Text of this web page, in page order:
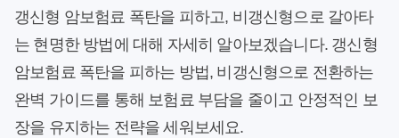
갱신형 암보험료 폭탄을 피하고, 비갱신형으로 갈아타
는 현명한 방법에 대해 자세히 알아보겠습니다. 갱신형
암보험료 폭탄을 피하는 방법, 비갱신형으로 전환하는
완벽 가이드를 통해 보험료 부담을 줄이고 안정적인 보
장을 유지하는 전략을 세워보세요.